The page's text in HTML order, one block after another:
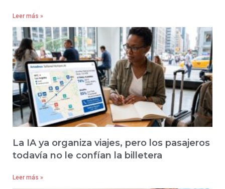
Leer más »
La IA ya organiza viajes, pero los pasajeros
todavía no le confían la billetera
Leer más »